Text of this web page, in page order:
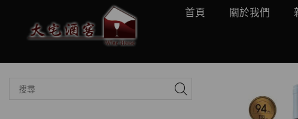
首頁 關於我們